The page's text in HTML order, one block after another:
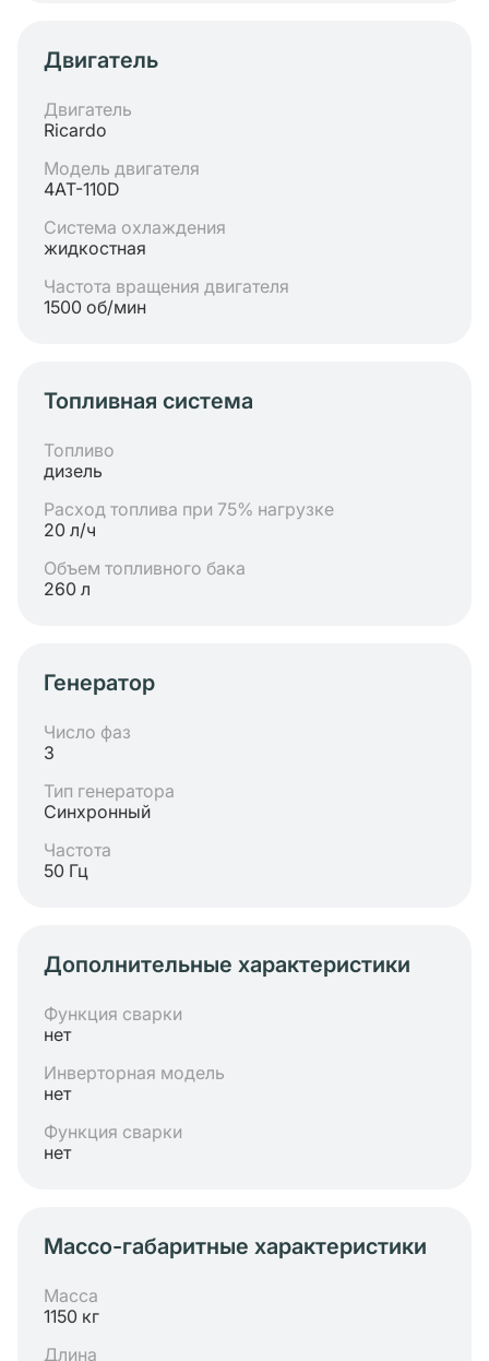
Двигатель
Двигатель
Ricardo
Модель двигателя
4AT-110D
Система охлаждения
жидкостная
Частота вращения двигателя
1500 об/мин
Топливная система
Топливо
дизель
Расход топлива при 75% нагрузке
20 л/ч
Объем топливного бака
260 л
Генератор
Число фаз
3
Тип генератора
Синхронный
Частота
50 Гц
Дополнительные характеристики
Функция сварки
нет
Инверторная модель
нет
Функция сварки
нет
Массо-габаритные характеристики
Масса
1150 кг
Длина